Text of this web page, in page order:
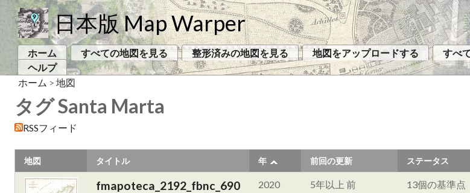
日本版 Map Warper
ホーム すべての地図を見る 整形済みの地図を見る 地図をアップロードする すべ
ヘルプ
ホーム > 地図
タグ Santa Marta
RSSフィード
地図 タイトル 年 前回の更新 ステータス
fmapoteca_2192_fbnc_690 2020 5年以上 前 13個の基準点